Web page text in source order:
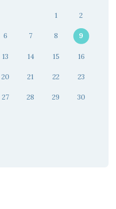
1 2
6 7 8 9
13 14 15 16
20 21 22 23
27 28 29 30